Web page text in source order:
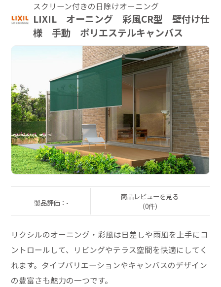
スクリーン付きの日除けオーニング
LIXIL オーニング 彩風CR型 壁付け仕
様 手動 ポリエステルキャンバス
製品評価：-
商品レビューを見る
（0件）
リクシルのオーニング・彩風は日差しや雨風を上手にコ
ントロールして、リビングやテラス空間を快適にしてく
れます。タイプバリエーションやキャンバスのデザイン
の豊富さも魅力の一つです。